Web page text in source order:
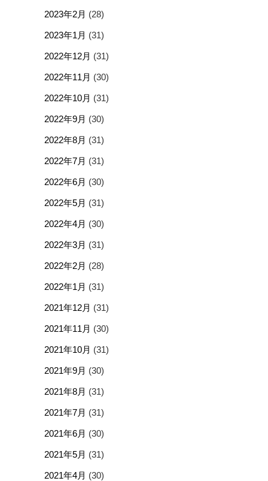
2023年2月 (28)
2023年1月 (31)
2022年12月 (31)
2022年11月 (30)
2022年10月 (31)
2022年9月 (30)
2022年8月 (31)
2022年7月 (31)
2022年6月 (30)
2022年5月 (31)
2022年4月 (30)
2022年3月 (31)
2022年2月 (28)
2022年1月 (31)
2021年12月 (31)
2021年11月 (30)
2021年10月 (31)
2021年9月 (30)
2021年8月 (31)
2021年7月 (31)
2021年6月 (30)
2021年5月 (31)
2021年4月 (30)